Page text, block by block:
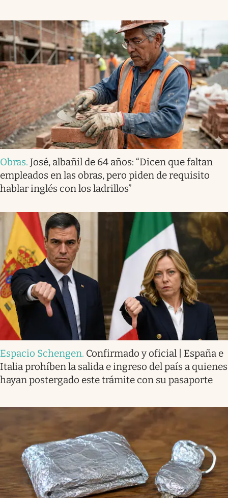
Obras. José, albañil de 64 años: “Dicen que faltan
empleados en las obras, pero piden de requisito
hablar inglés con los ladrillos”
Espacio Schengen. Confirmado y oficial | España e
Italia prohíben la salida e ingreso del país a quienes
hayan postergado este trámite con su pasaporte